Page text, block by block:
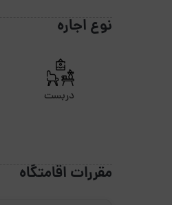
نوع اجاره
دربست
مقررات اقامتگاه